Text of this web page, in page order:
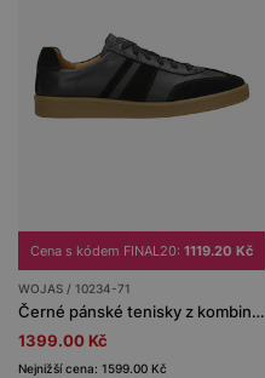
Cena s kódem FINAL20: 1119.20 Kč
WOJAS / 10234-71
Černé pánské tenisky z kombinované kůže na ploché podrážce
1399.00 Kč
Nejnižší cena: 1599.00 Kč